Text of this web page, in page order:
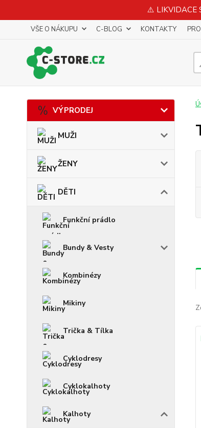
⚠️ LIKVIDACE
VŠE O NÁKUPU C-BLOG KONTAKTY
VÝPRODEJ
MUŽI
ŽENY
DĚTI
Funkční prádlo
Bundy & Vesty
Kombinézy
Mikiny
Trička & Tílka
Cyklodresy
Cyklokalhoty
Kalhoty